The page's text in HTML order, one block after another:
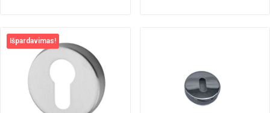
Išpardavimas!